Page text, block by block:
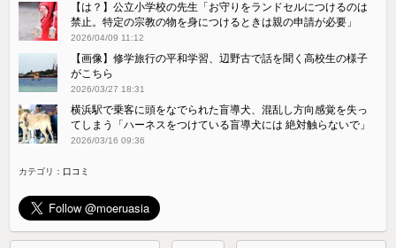
【は？】公立小学校の先生「お守りをランドセルにつけるのは
禁止。特定の宗教の物を身につけるときは親の申請が必要」
2026/04/09 11:12
【画像】修学旅行の平和学習、辺野古で話を聞く高校生の様子
がこちら
2026/03/27 18:31
横浜駅で乗客に頭をなでられた盲導犬、混乱し方向感覚を失っ
てしまう「ハーネスをつけている盲導犬には 絶対触らないで」
2026/03/16 09:36
カテゴリ： 口コミ